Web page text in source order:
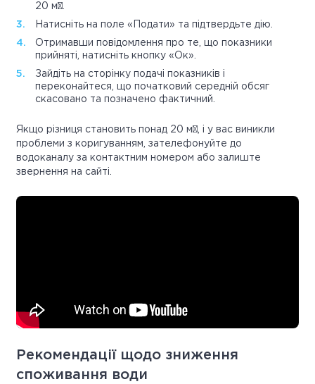
20 м³.
Натисніть на поле «Подати» та підтвердьте дію.
Отримавши повідомлення про те, що показники
прийняті, натисніть кнопку «Ок».
Зайдіть на сторінку подачі показників і
переконайтеся, що початковий середній обсяг
скасовано та позначено фактичний.
Якщо різниця становить понад 20 м³, і у вас виникли
проблеми з коригуванням, зателефонуйте до
водоканалу за контактним номером або залиште
звернення на сайті.
Рекомендації щодо зниження
споживання води